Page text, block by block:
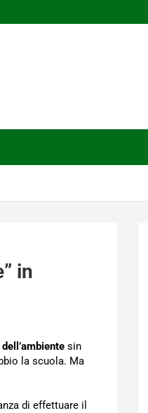
in
sin
la scuola. Ma
di effettuare il